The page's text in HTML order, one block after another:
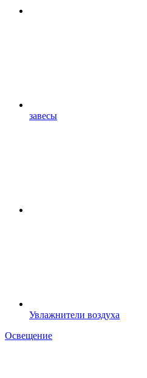
завесы
Увлажнители воздуха
Освещение